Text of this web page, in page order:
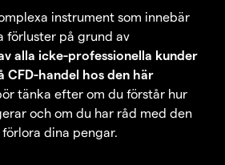
instrument som innebär
förluster på grund av
alla icke-professionella kunder
handel hos den här
tänka efter om du förstår hur
och om du har råd med den
dina pengar.